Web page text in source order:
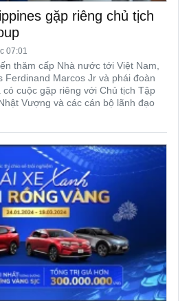
gặp riêng chủ tịch
07:01
thăm cấp Nhà nước tới Việt Nam,
Ferdinand Marcos Jr và phái đoàn
có cuộc gặp riêng với Chủ tịch Tập
Vượng và các cán bộ lãnh đạo